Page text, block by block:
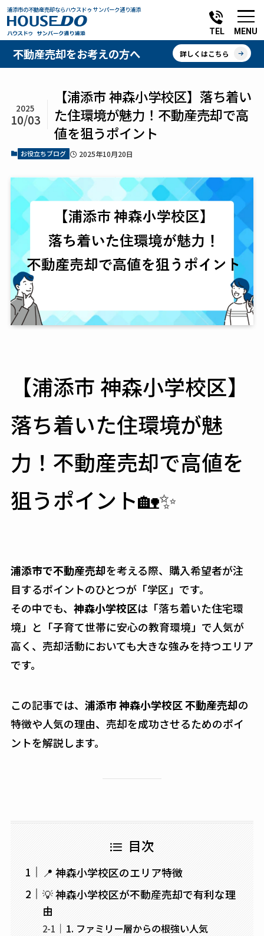
浦添市の不動産売却ならハウスドゥ サンパーク通り浦添
TEL
不動産売却をお考えの方へ 詳しくはこちら
MENU
【浦添市 神森小学校区】落ち着い
た住環境が魅力！不動産売却で高
値を狙うポイント
2025
10/03
お役立ちブログ 2025年10月20日
【浦添市 神森小学校区】
落ち着いた住環境が魅
力！不動産売却で高値を
狙うポイント🏡✨
浦添市で不動産売却を考える際、購入希望者が注
目するポイントのひとつが「学区」です。
その中でも、 神森小学校区は「落ち着いた住宅環
境」と「子育て世帯に安心の教育環境」で人気が
高く、売却活動においても大きな強みを持つエリア
です。
この記事では、 浦添市 神森小学校区 不動産売却の
特徴や人気の理由、売却を成功させるためのポイ
ントを解説します。
目次
📍 神森小学校区のエリア特徴
💡 神森小学校区が不動産売却で有利な理
由
1. ファミリー層からの根強い人気